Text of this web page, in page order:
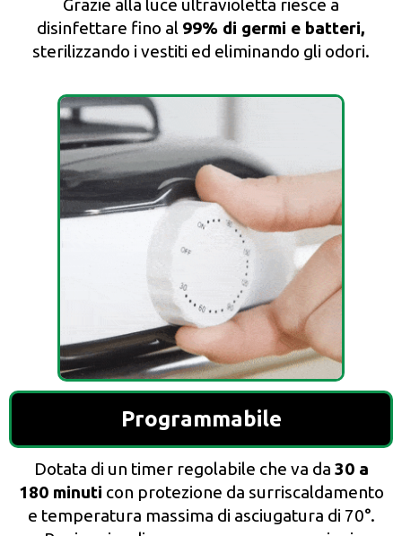
Grazie alla luce ultravioletta riesce a
disinfettare fino al 99% di germi e batteri,
sterilizzando i vestiti ed eliminando gli odori.
Programmabile
Dotata di un timer regolabile che va da 30 a
180 minuti con protezione da surriscaldamento
e temperatura massima di asciugatura di 70°.